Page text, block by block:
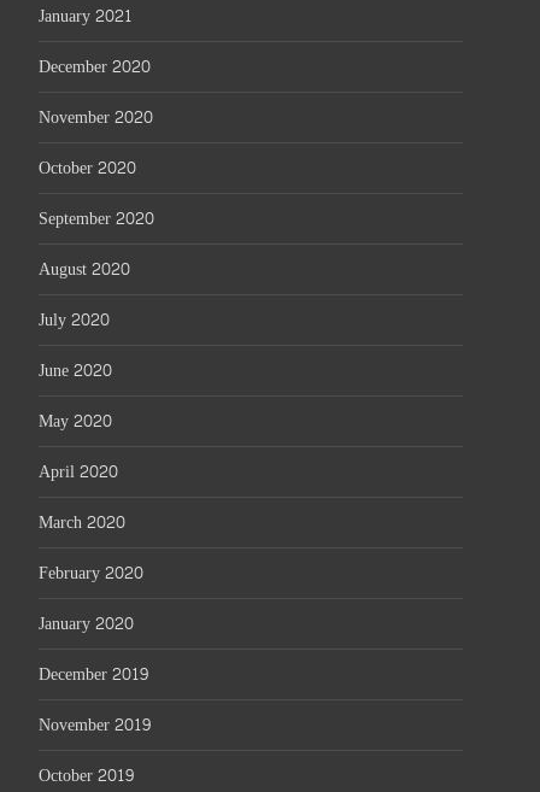
January 2021
December 2020
November 2020
October 2020
September 2020
August 2020
July 2020
June 2020
May 2020
April 2020
March 2020
February 2020
January 2020
December 2019
November 2019
October 2019